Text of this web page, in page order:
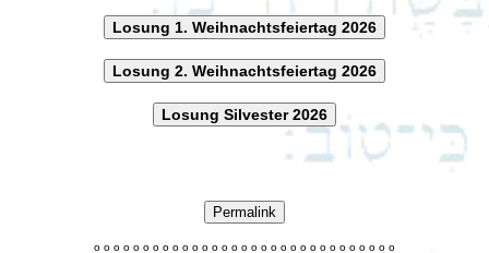
Losung 1. Weihnachtsfeiertag 2026
Losung 2. Weihnachtsfeiertag 2026
Losung Silvester 2026
Permalink
o o o o o o o o o o o o o o o o o o o o o o o o o o o o o o o